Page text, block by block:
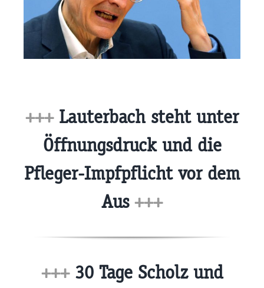
+++Lauterbach steht unter
Öffnungsdruck und die
Pfleger-Impfpflicht vor dem
Aus +++
+++30 Tage Scholz und